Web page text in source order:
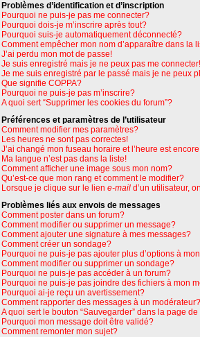
Problèmes d’identification et d’inscription
Pourquoi ne puis-je pas me connecter?
Pourquoi dois-je m’inscrire après tout?
Pourquoi suis-je automatiquement déconnecté?
Comment empêcher mon nom d’apparaître dans la
J’ai perdu mon mot de passe!
Je suis enregistré mais je ne peux pas me connecter!
Je me suis enregistré par le passé mais je ne peux
Que signifie COPPA?
Pourquoi ne puis-je pas m’inscrire?
A quoi sert “Supprimer les cookies du forum”?
Préférences et paramètres de l’utilisateur
Comment modifier mes paramètres?
Les heures ne sont pas correctes!
J’ai changé mon fuseau horaire et l’heure est
Ma langue n’est pas dans la liste!
Comment afficher une image sous mon nom?
Qu’est-ce que mon rang et comment le modifier?
Lorsque je clique sur le lien e-mail d’un utilisateur,
Problèmes liés aux envois de messages
Comment poster dans un forum?
Comment modifier ou supprimer un message?
Comment ajouter une signature à mes messages?
Comment créer un sondage?
Pourquoi ne puis-je pas ajouter plus d’options à
Comment modifier ou supprimer un sondage?
Pourquoi ne puis-je pas accéder à un forum?
Pourquoi ne puis-je pas joindre des fichiers à mon
Pourquoi ai-je reçu un avertissement?
Comment rapporter des messages à un modérateur?
A quoi sert le bouton “Sauvegarder” dans la page
Pourquoi mon message doit être validé?
Comment remonter mon sujet?